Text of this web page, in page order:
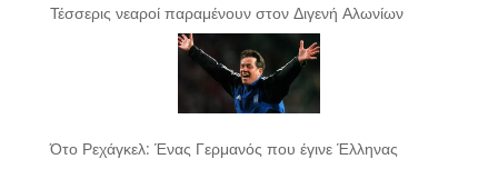
Τέσσερις νεαροί παραμένουν στον Διγενή Αλωνίων
Ότο Ρεχάγκελ: Ένας Γερμανός που έγινε Έλληνας